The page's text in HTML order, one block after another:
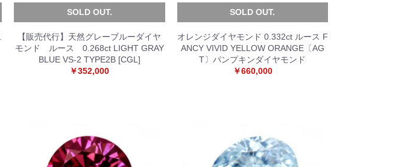
SOLD OUT.
【販売代行】天然グレーブルーダイヤ
モンド ルース 0.268ct LIGHT GRAY
BLUE VS-2 TYPE2B [CGL]
￥352,000
SOLD OUT.
オレンジダイヤモンド 0.332ct ルース F
ANCY VIVID YELLOW ORANGE〔AG
T〕パンプキンダイヤモンド
￥660,000